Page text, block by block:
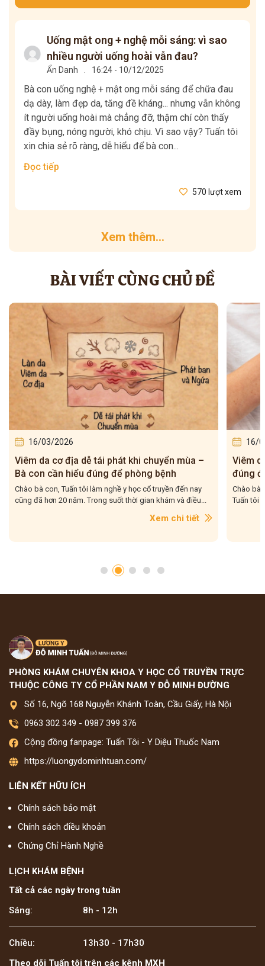
Uống mật ong + nghệ mỗi sáng: vì sao
nhiều người uống hoài vẫn đau?
Ẩn Danh 16:24 - 10/12/2025
Bà con uống nghệ + mật ong mỗi sáng để chữa đau
dạ dày, làm đẹp da, tăng đề kháng... nhưng vẫn không
ít người uống hoài mà chẳng đỡ, thậm chí còn thấy
đầy bụng, nóng người, khó chịu. Vì sao vậy? Tuấn tôi
xin chia sẻ rõ ràng, dễ hiểu để bà con...
Đọc tiếp
570 lượt xem
Xem thêm...
BÀI VIẾT CÙNG CHỦ ĐỀ
16/03/2026
Viêm da cơ địa dễ tái phát khi chuyển mùa –
Bà con cần hiểu đúng để phòng bệnh
Chào bà con, Tuấn tôi làm nghề y học cổ truyền đến nay
cũng đã hơn 20 năm. Trong suốt thời gian khám và điều...
Xem chi tiết
16/
Viêm
đúng
Chào bà
Tuấn tôi
PHÒNG KHÁM CHUYÊN KHOA Y HỌC CỔ TRUYỀN TRỰC
THUỘC CÔNG TY CỔ PHẦN NAM Y ĐỖ MINH ĐƯỜNG
Số 16, Ngõ 168 Nguyễn Khánh Toàn, Cầu Giấy, Hà Nội
0963 302 349 - 0987 399 376
Cộng đồng fanpage: Tuấn Tôi - Y Diệu Thuốc Nam
https://luongydominhtuan.com/
LIÊN KẾT HỮU ÍCH
Chính sách bảo mật
Chính sách điều khoản
Chứng Chỉ Hành Nghề
LỊCH KHÁM BỆNH
Tất cả các ngày trong tuần
Sáng:
8h - 12h
Chiều:
13h30 - 17h30
Theo dõi Tuấn tôi trên các kênh MXH